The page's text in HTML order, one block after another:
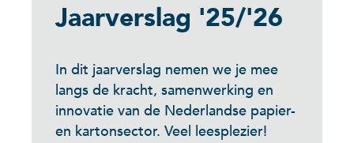
Jaarverslag '25/'26
In dit jaarverslag nemen we je mee
langs de kracht, samenwerking en
innovatie van de Nederlandse papier-
en kartonsector. Veel leesplezier!